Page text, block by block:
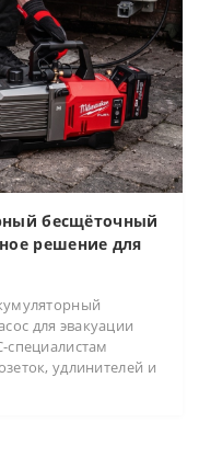
бесщёточный
решение для
для эвакуации
специалистам
удлинителей и